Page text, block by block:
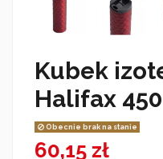
Kubek
Halifax
Obecnie brak na stanie
60,15 zł